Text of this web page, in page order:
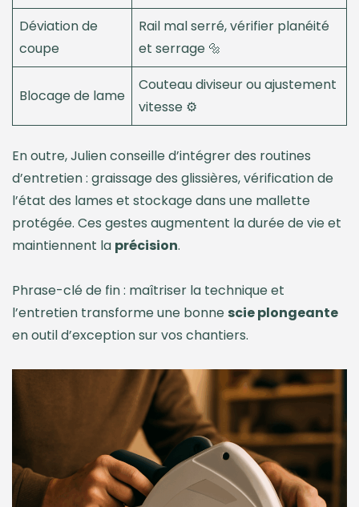
Déviation de
coupe
Rail mal serré, vérifier planéité
et serrage 🔩
Blocage de lame
Couteau diviseur ou ajustement
vitesse ⚙️
En outre, Julien conseille d’intégrer des routines
d’entretien : graissage des glissières, vérification de
l’état des lames et stockage dans une mallette
protégée. Ces gestes augmentent la durée de vie et
maintiennent la précision.
Phrase-clé de fin : maîtriser la technique et
l’entretien transforme une bonne scie plongeante
en outil d’exception sur vos chantiers.